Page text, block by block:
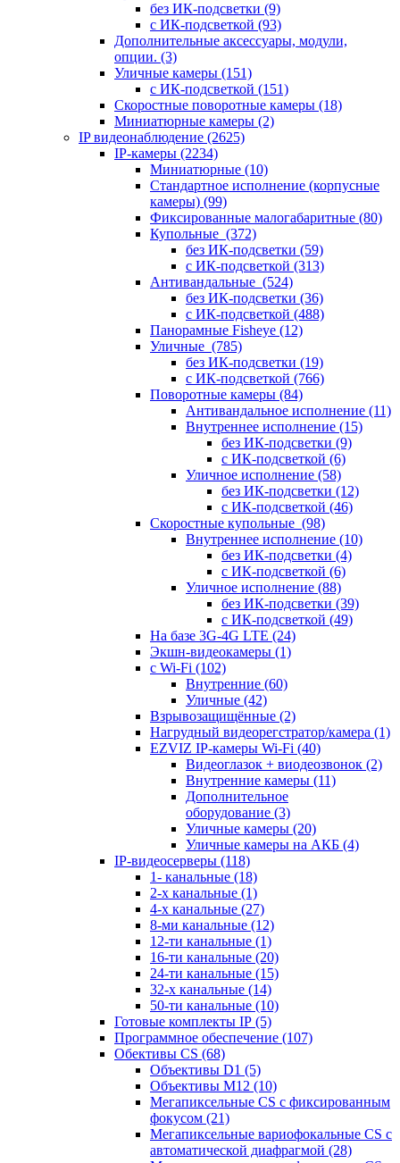
без ИК-подсветки (9)
с ИК-подсветкой (93)
Дополнительные аксессуары, модули,
опции. (3)
Уличные камеры (151)
с ИК-подсветкой (151)
Скоростные поворотные камеры (18)
Миниатюрные камеры (2)
IP видеонаблюдение (2625)
IP-камеры (2234)
Миниатюрные (10)
Стандартное исполнение (корпусные
камеры) (99)
Фиксированные малогабаритные (80)
Купольные (372)
без ИК-подсветки (59)
с ИК-подсветкой (313)
Антивандальные (524)
без ИК-подсветки (36)
с ИК-подсветкой (488)
Панорамные Fisheye (12)
Уличные (785)
без ИК-подсветки (19)
с ИК-подсветкой (766)
Поворотные камеры (84)
Антивандальное исполнение (11)
Внутреннее исполнение (15)
без ИК-подсветки (9)
с ИК-подсветкой (6)
Уличное исполнение (58)
без ИК-подсветки (12)
с ИК-подсветкой (46)
Скоростные купольные (98)
Внутреннее исполнение (10)
без ИК-подсветки (4)
с ИК-подсветкой (6)
Уличное исполнение (88)
без ИК-подсветки (39)
с ИК-подсветкой (49)
На базе 3G-4G LTE (24)
Экшн-видеокамеры (1)
с Wi-Fi (102)
Внутренние (60)
Уличные (42)
Взрывозащищённые (2)
Нагрудный видеорегстратор/камера (1)
EZVIZ IP-камеры Wi-Fi (40)
Видеоглазок + виодеозвонок (2)
Внутренние камеры (11)
Дополнительное
оборудование (3)
Уличные камеры (20)
Уличные камеры на АКБ (4)
IP-видеосерверы (118)
1- канальные (18)
2-х канальные (1)
4-х канальные (27)
8-ми канальные (12)
12-ти канальные (1)
16-ти канальные (20)
24-ти канальные (15)
32-х канальные (14)
50-ти канальные (10)
Готовые комплекты IP (5)
Программное обеспечение (107)
Обективы CS (68)
Объективы D1 (5)
Объективы M12 (10)
Мегапиксельные CS c фиксированным
фокусом (21)
Мегапиксельные вариофокальные CS c
автоматической диафрагмой (28)